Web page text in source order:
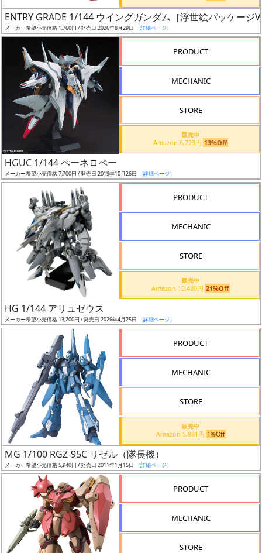
日
発
売
Web
プッ
シュ
通知
ギ
ャ
ラ
定
予
ENTRY GRADE 1/144 ウイングガンダム［浮世絵パッケージ
メーカー希望小売価格 1,760円 / 発売日 2026年8月29日 （詳細ページ）
PRODUCT
MECHANIC
STORE
販売中
Amazon 6,723円 13%Off
HGUC 1/144 ペーネロペー
メーカー希望小売価格 7,700円 / 発売日 2019年10月26日 （詳細ページ）
PRODUCT
MECHANIC
STORE
販売中
Amazon 10,480円 21%Off
HG 1/144 アリュゼウス
メーカー希望小売価格 13,200円 / 発売日 2026年4月25日 （詳細ページ）
PRODUCT
MECHANIC
STORE
販売中
Amazon 5,881円 1%Off
MG 1/100 RGZ-95C リゼル（隊長機）
メーカー希望小売価格 5,940円 / 発売日 2011年1月15日 （詳細ページ）
PRODUCT
MECHANIC
STORE